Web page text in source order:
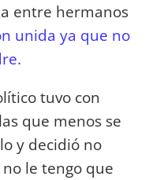
entre hermanos
unida ya que no
tuvo con
que menos se
y decidió no
le tengo que